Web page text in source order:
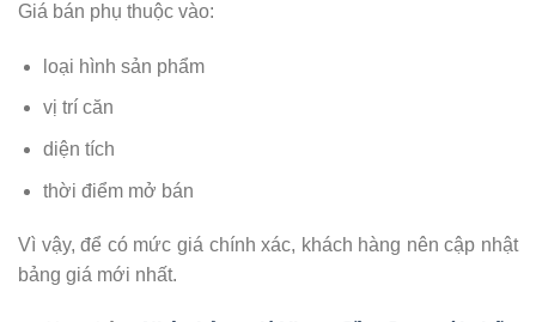
Giá bán phụ thuộc vào:
loại hình sản phẩm
vị trí căn
diện tích
thời điểm mở bán
Vì vậy, để có mức giá chính xác, khách hàng nên cập nhật
bảng giá mới nhất.